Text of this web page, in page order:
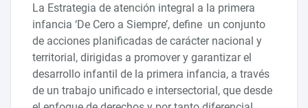
La Estrategia de atención integral a la primera
infancia ‘De Cero a Siempre’, define un conjunto
de acciones planificadas de carácter nacional y
territorial, dirigidas a promover y garantizar el
desarrollo infantil de la primera infancia, a través
de un trabajo unificado e intersectorial, que desde